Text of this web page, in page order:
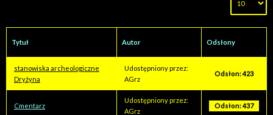
Tytuł Autor Odsłony
stanowiska archeologiczne
Dryżyna
Udostępniony przez:
AGrz
Odsłon: 423
Cmentarz
Udostępniony przez:
AGrz
Odsłon: 437